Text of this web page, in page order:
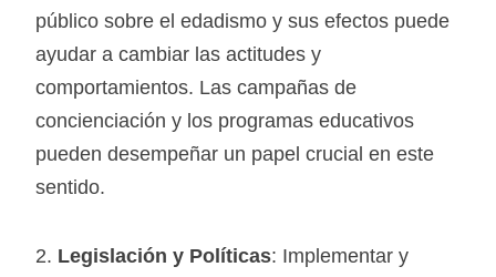
público sobre el edadismo y sus efectos puede
ayudar a cambiar las actitudes y
comportamientos. Las campañas de
concienciación y los programas educativos
pueden desempeñar un papel crucial en este
sentido.
2. Legislación y Políticas: Implementar y